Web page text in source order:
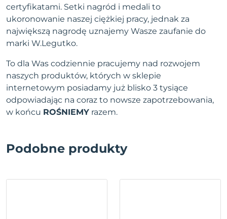
certyfikatami. Setki nagród i medali to
ukoronowanie naszej ciężkiej pracy, jednak za
największą nagrodę uznajemy Wasze zaufanie do
marki W.Legutko.
To dla Was codziennie pracujemy nad rozwojem
naszych produktów, których w sklepie
internetowym posiadamy już blisko 3 tysiące
odpowiadając na coraz to nowsze zapotrzebowania,
w końcu ROŚNIEMY razem.
Podobne produkty